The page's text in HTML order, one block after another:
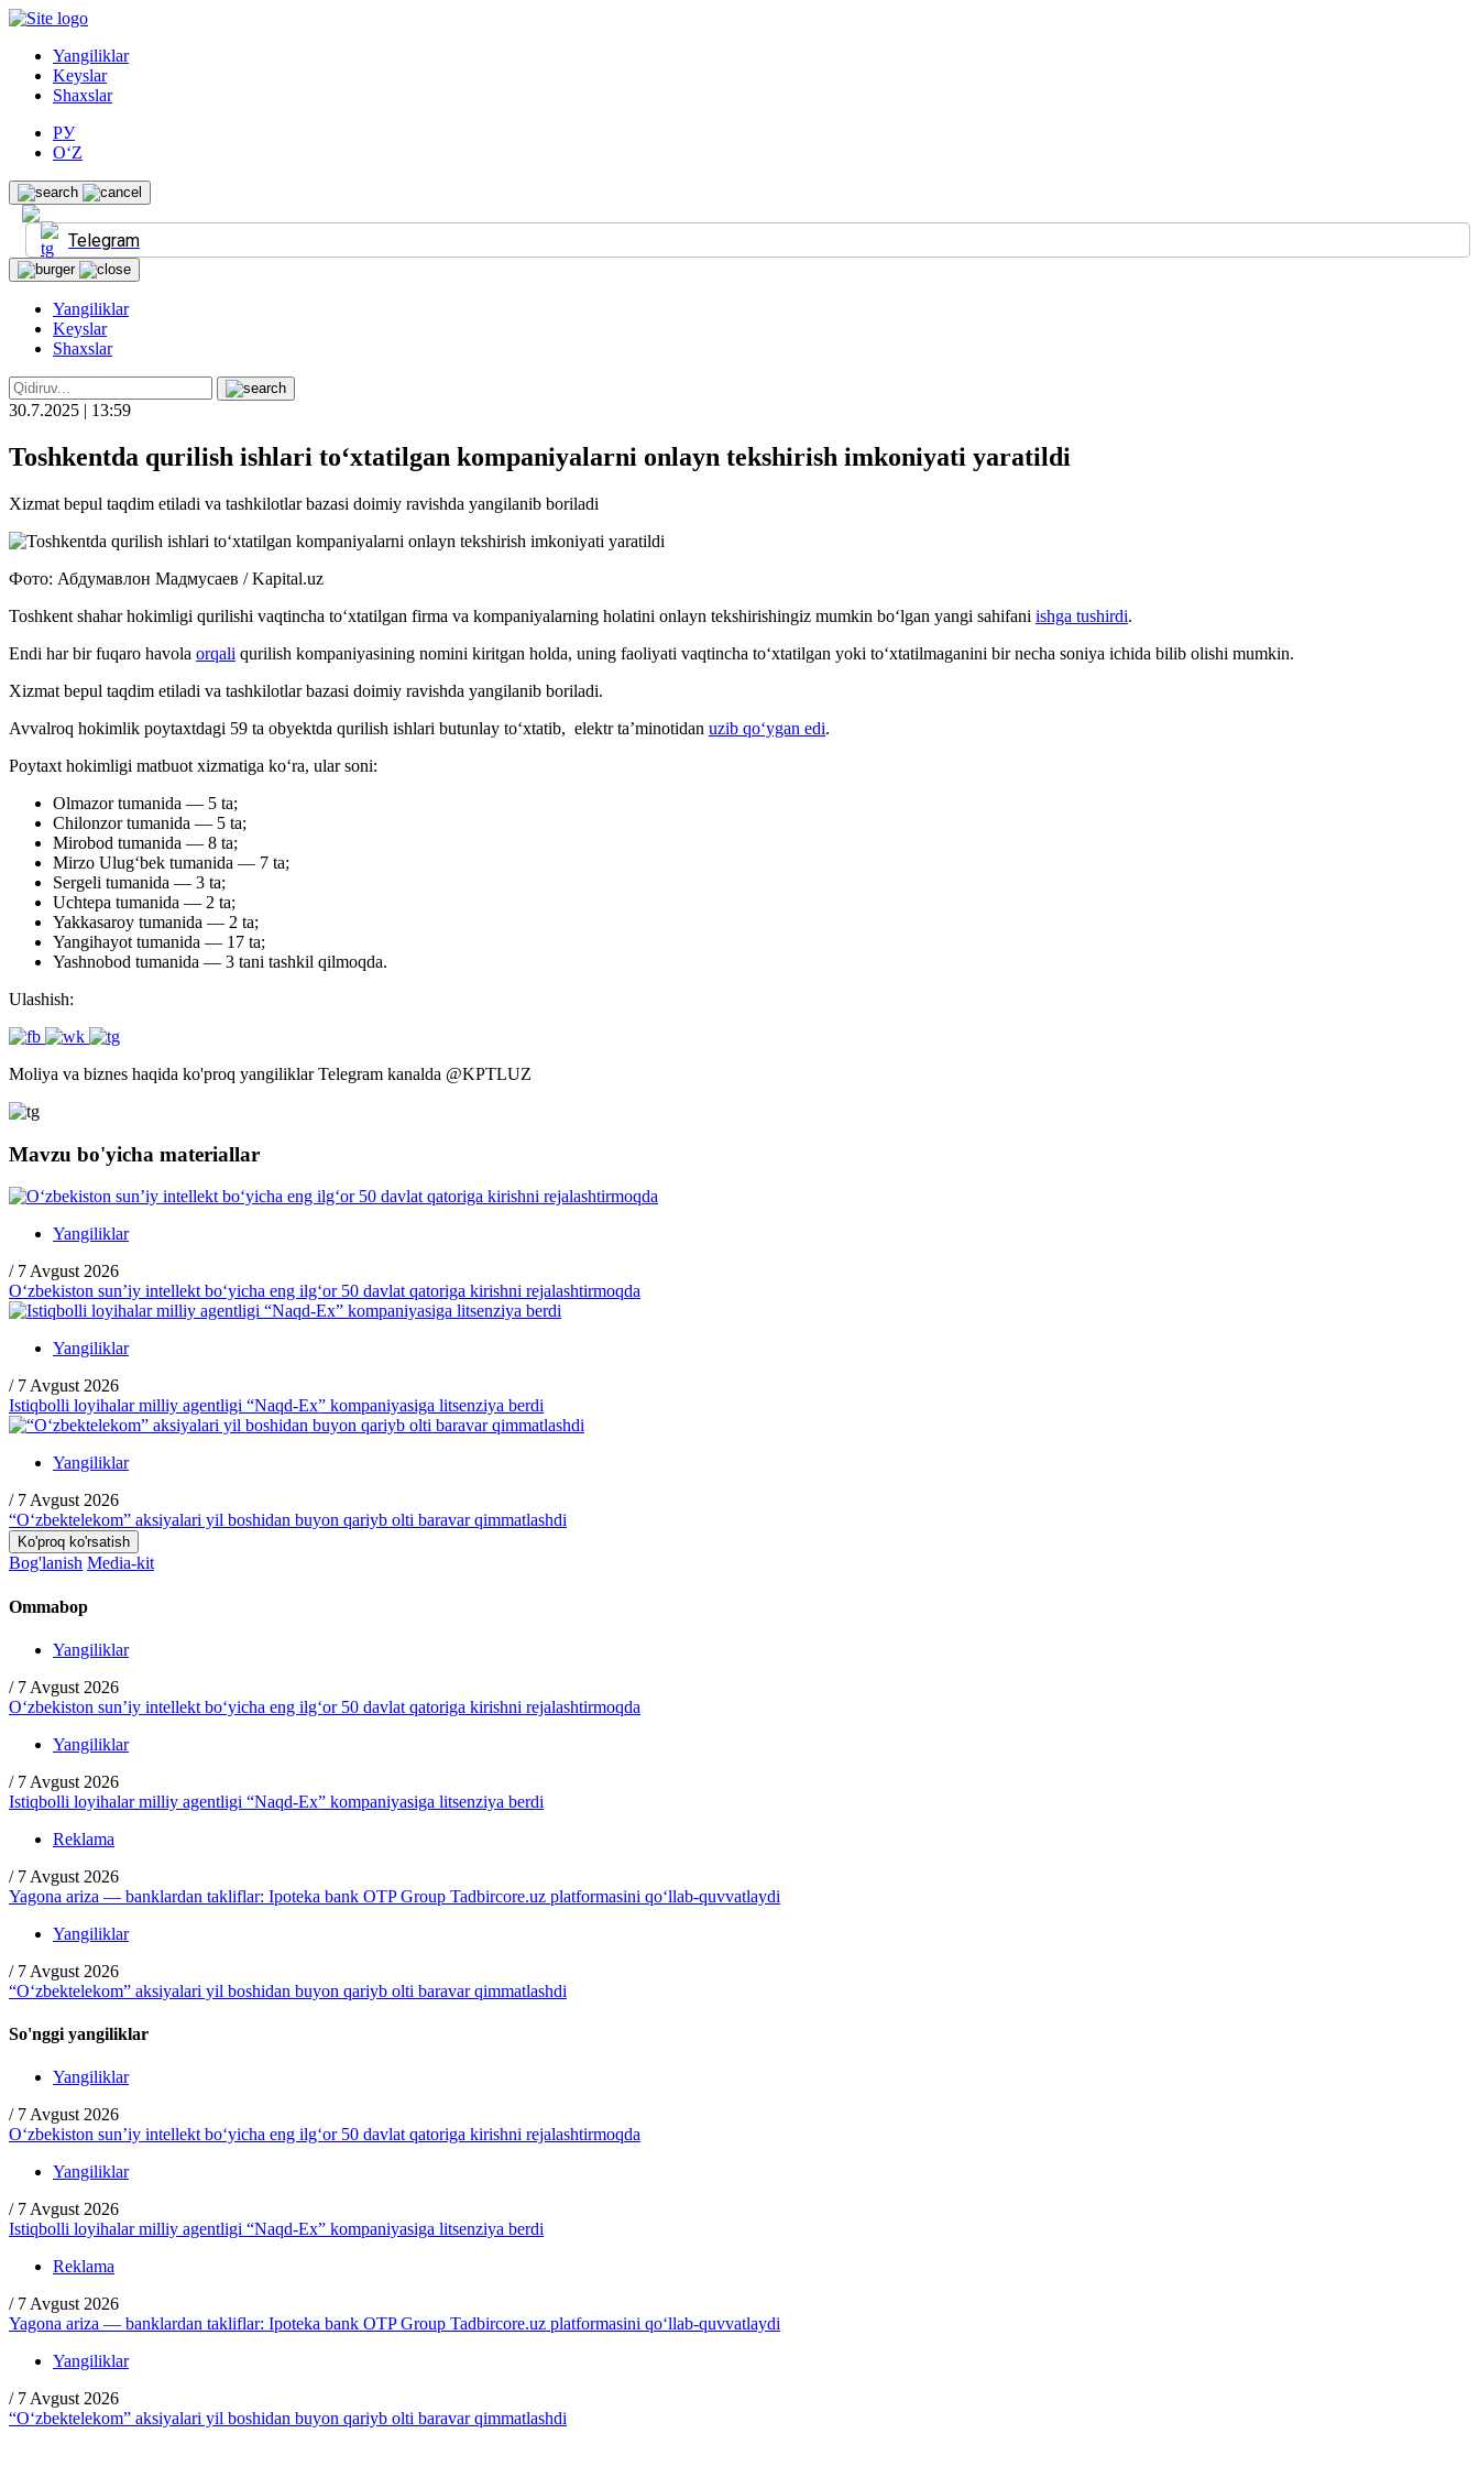
Yangiliklar
Keyslar
Shaxslar
РУ
O‘Z
Telegram
Yangiliklar
Keyslar
Shaxslar
30.7.2025 | 13:59
Toshkentda qurilish ishlari to‘xtatilgan kompaniyalarni onlayn tekshirish imkoniyati yaratildi
Xizmat bepul taqdim etiladi va tashkilotlar bazasi doimiy ravishda yangilanib boriladi
Фото: Абдумавлон Мадмусаев / Kapital.uz
Toshkent shahar hokimligi qurilishi vaqtincha to‘xtatilgan firma va kompaniyalarning holatini onlayn tekshirishingiz mumkin bo‘lgan yangi sahifani ishga tushirdi.
Endi har bir fuqaro havola orqali qurilish kompaniyasining nomini kiritgan holda, uning faoliyati vaqtincha to‘xtatilgan yoki to‘xtatilmaganini bir necha soniya ichida bilib olishi mumkin.
Xizmat bepul taqdim etiladi va tashkilotlar bazasi doimiy ravishda yangilanib boriladi.
Avvalroq hokimlik poytaxtdagi 59 ta obyektda qurilish ishlari butunlay to‘xtatib, elektr ta’minotidan uzib qo‘ygan edi.
Poytaxt hokimligi matbuot xizmatiga ko‘ra, ular soni:
Olmazor tumanida — 5 ta;
Chilonzor tumanida — 5 ta;
Mirobod tumanida — 8 ta;
Mirzo Ulug‘bek tumanida — 7 ta;
Sergeli tumanida — 3 ta;
Uchtepa tumanida — 2 ta;
Yakkasaroy tumanida — 2 ta;
Yangihayot tumanida — 17 ta;
Yashnobod tumanida — 3 tani tashkil qilmoqda.
Ulashish:
Moliya va biznes haqida ko'proq yangiliklar Telegram kanalda @KPTLUZ
Mavzu bo'yicha materiallar
Yangiliklar
/ 7 Avgust 2026
O‘zbekiston sun’iy intellekt bo‘yicha eng ilg‘or 50 davlat qatoriga kirishni rejalashtirmoqda
Yangiliklar
/ 7 Avgust 2026
Istiqbolli loyihalar milliy agentligi “Naqd-Ex” kompaniyasiga litsenziya berdi
Yangiliklar
/ 7 Avgust 2026
“O‘zbektelekom” aksiyalari yil boshidan buyon qariyb olti baravar qimmatlashdi
Ko'proq ko'rsatish
Bog'lanish Media-kit
Ommabop
Yangiliklar
/ 7 Avgust 2026
O‘zbekiston sun’iy intellekt bo‘yicha eng ilg‘or 50 davlat qatoriga kirishni rejalashtirmoqda
Yangiliklar
/ 7 Avgust 2026
Istiqbolli loyihalar milliy agentligi “Naqd-Ex” kompaniyasiga litsenziya berdi
Reklama
/ 7 Avgust 2026
Yagona ariza — banklardan takliflar: Ipoteka bank OTP Group Tadbircore.uz platformasini qo‘llab-quvvatlaydi
Yangiliklar
/ 7 Avgust 2026
“O‘zbektelekom” aksiyalari yil boshidan buyon qariyb olti baravar qimmatlashdi
So'nggi yangiliklar
Yangiliklar
/ 7 Avgust 2026
O‘zbekiston sun’iy intellekt bo‘yicha eng ilg‘or 50 davlat qatoriga kirishni rejalashtirmoqda
Yangiliklar
/ 7 Avgust 2026
Istiqbolli loyihalar milliy agentligi “Naqd-Ex” kompaniyasiga litsenziya berdi
Reklama
/ 7 Avgust 2026
Yagona ariza — banklardan takliflar: Ipoteka bank OTP Group Tadbircore.uz platformasini qo‘llab-quvvatlaydi
Yangiliklar
/ 7 Avgust 2026
“O‘zbektelekom” aksiyalari yil boshidan buyon qariyb olti baravar qimmatlashdi